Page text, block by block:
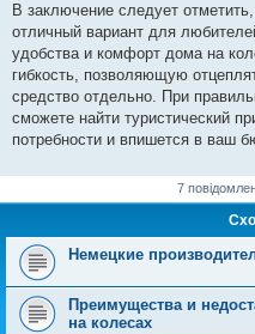
В заключение следует
отличный вариант для
удобства и комфорт дома на
гибкость, позволяющую
средство отдельно. При
сможете найти туристический
потребности и впишется в ваш
7
Немецкие
Преимущества и
на колесах